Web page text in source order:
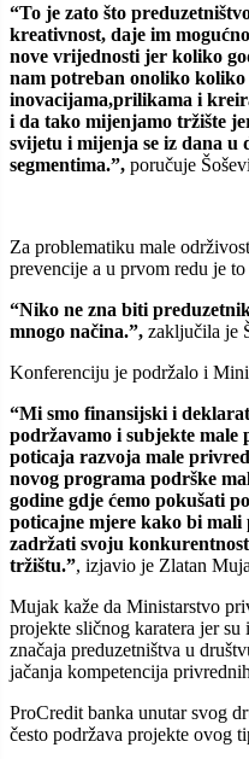
“To je zato što
kreativnost, daje im
nove vrijednosti jer koliko
nam potreban onoliko
inovacijama,prilikama i
i da tako mijenjamo tržište
svijetu i mijenja se iz dana u
segmentima.”, poručuje
Za problematiku male
prevencije a u prvom redu je
“Niko ne zna biti
mnogo načina.”, zaključila je
Konferenciju je podržalo i
“Mi smo finansijski i
podržavamo i subjekte male
poticaja razvoja male
novog programa podrške
godine gdje ćemo pokušati
poticajne mjere kako bi
zadržati svoju
tržištu.”, izjavio je Zlatan
Mujak kaže da Ministarstvo
projekte sličnog karatera jer
značaja preduzetništva u
jačanja kompetencija
ProCredit banka unutar svog
često podržava projekte ovog